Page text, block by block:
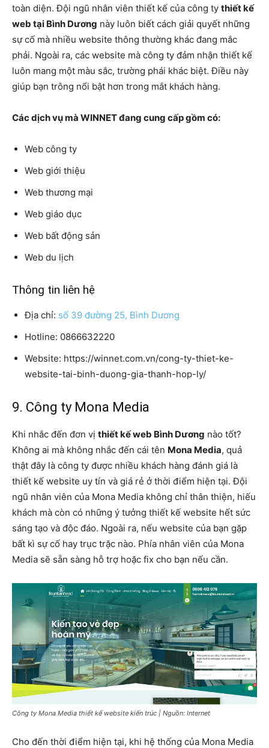
toàn diện. Đội ngũ nhân viên thiết kế của công ty thiết kế
web tại Bình Dương này luôn biết cách giải quyết những
sự cố mà nhiều website thông thường khác đang mắc
phải. Ngoài ra, các website mà công ty đảm nhận thiết kế
luôn mang một màu sắc, trường phái khác biệt. Điều này
giúp bạn trông nổi bật hơn trong mắt khách hàng.
Các dịch vụ mà WINNET đang cung cấp gồm có:
Web công ty
Web giới thiệu
Web thương mại
Web giáo dục
Web bất động sản
Web du lịch
Thông tin liên hệ
Địa chỉ: số 39 đường 25, Bình Dương
Hotline: 0866632220
Website: https://winnet.com.vn/cong-ty-thiet-ke-
website-tai-binh-duong-gia-thanh-hop-ly/
9. Công ty Mona Media
Khi nhắc đến đơn vị thiết kế web Bình Dương nào tốt?
Không ai mà không nhắc đến cái tên Mona Media, quả
thật đây là công ty được nhiều khách hàng đánh giá là
thiết kế website uy tín và giá rẻ ở thời điểm hiện tại. Đội
ngũ nhân viên của Mona Media không chỉ thân thiện, hiếu
khách mà còn có những ý tưởng thiết kế website hết sức
sáng tạo và độc đáo. Ngoài ra, nếu website của bạn gặp
bất kì sự cố hay trục trặc nào. Phía nhân viên của Mona
Media sẽ sẵn sàng hỗ trợ hoặc fix cho bạn nếu cần.
Công ty Mona Media thiết kế website kiến trúc | Nguồn: Internet
Cho đến thời điểm hiện tại, khi hệ thống của Mona Media